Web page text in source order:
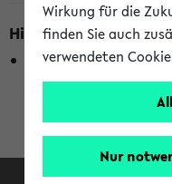
Hinweise zur Liste
Die Anzeige ist
vom im eKVV
Wirkung für die
finden Sie auch
verwendeten
Nur